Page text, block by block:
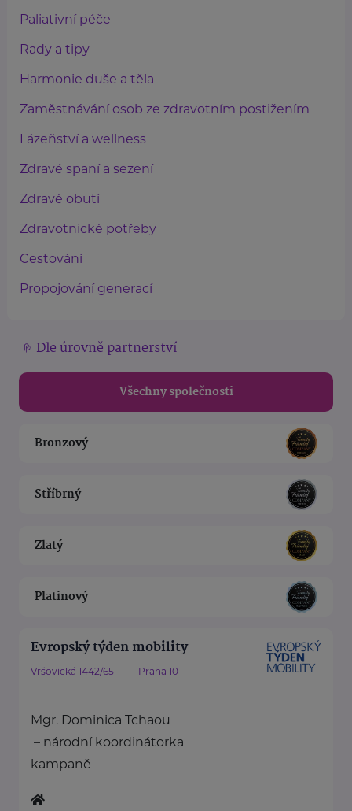
Paliativní péče
Rady a tipy
Harmonie duše a těla
Zaměstnávání osob ze zdravotním postižením
Lázeňství a wellness
Zdravé spaní a sezení
Zdravé obutí
Zdravotnické potřeby
Cestování
Propojování generací
Dle úrovně partnerství
Všechny společnosti
Bronzový
Stříbrný
Zlatý
Platinový
Evropský týden mobility
Vršovická 1442/65 Praha 10
Mgr. Dominica Tchaou
– národní koordinátorka
kampaně